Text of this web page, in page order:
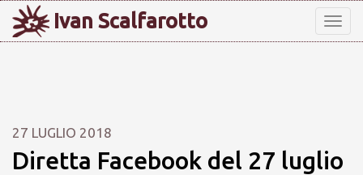
Ivan Scalfarotto
27 LUGLIO 2018
Diretta Facebook del 27 luglio